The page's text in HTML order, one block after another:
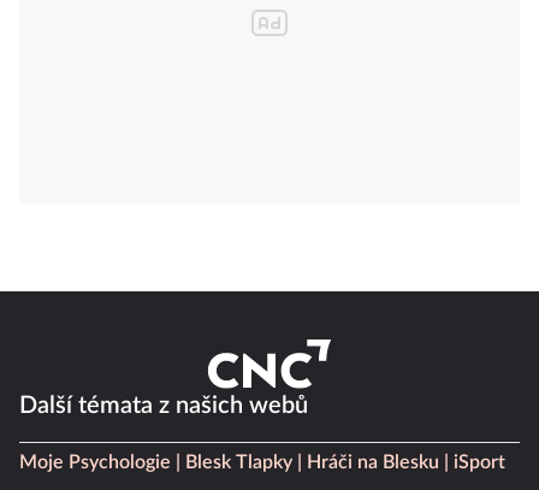
Další témata z našich webů
Moje Psychologie Blesk Tlapky Hráči na Blesku
iSport